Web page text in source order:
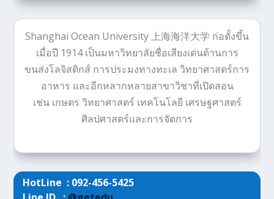
Shanghai Ocean University 上海海洋大学 ก่อตั้งขึ้น
เมื่อปี 1914 เป็นมหาวิทยาลัยชื่อเสียงเด่นด้านการ
ขนส่งโลจิสติกส์ การประมงทางทะเล วิทยาศาสตร์การ
อาหาร และอีกหลากหลายสาขาวิชาที่เปิดสอน
เช่น เกษตร วิทยาศาสตร์ เทคโนโลยี เศรษฐศาสตร์
ศิลปศาสตร์และการจัดการ
HotLine : 092-456-5425